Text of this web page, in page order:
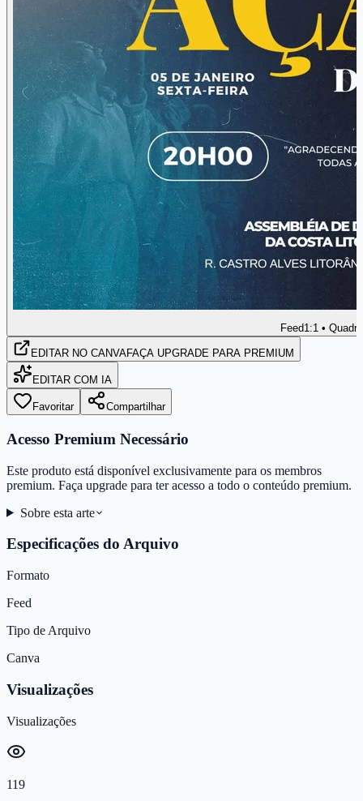
Feed1:1 •
EDITAR NO CANVAFAÇA UPGRADE PARA PREMIUM
EDITAR COM IA
Favoritar Compartilhar
Acesso Premium Necessário
Este produto está disponível exclusivamente para os membros
premium. Faça upgrade para ter acesso a todo o conteúdo premium.
Sobre esta arte
Especificações do Arquivo
Formato
Feed
Tipo de Arquivo
Canva
Visualizações
Visualizações
119